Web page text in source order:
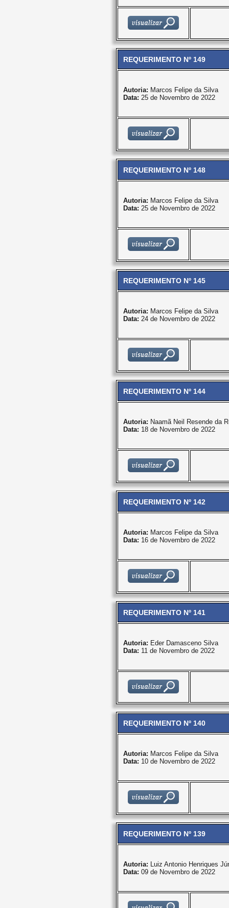
REQUERIMENTO Nº 149
Autoria: Marcos Felipe da Silva
Data: 25 de Novembro de 2022
REQUERIMENTO Nº 148
Autoria: Marcos Felipe da Silva
Data: 25 de Novembro de 2022
REQUERIMENTO Nº 145
Autoria: Marcos Felipe da Silva
Data: 24 de Novembro de 2022
REQUERIMENTO Nº 144
Autoria: Naamã Neil Resende da
Data: 18 de Novembro de 2022
REQUERIMENTO Nº 142
Autoria: Marcos Felipe da Silva
Data: 16 de Novembro de 2022
REQUERIMENTO Nº 141
Autoria: Eder Damasceno Silva
Data: 11 de Novembro de 2022
REQUERIMENTO Nº 140
Autoria: Marcos Felipe da Silva
Data: 10 de Novembro de 2022
REQUERIMENTO Nº 139
Autoria: Luiz Antonio Henriques
Data: 09 de Novembro de 2022